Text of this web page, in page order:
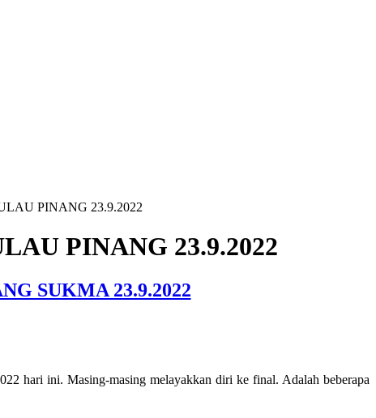
PINANG 23.9.2022
PINANG 23.9.2022
SUKMA 23.9.2022
hari ini. Masing-masing melayakkan diri ke final. Adalah beberapa